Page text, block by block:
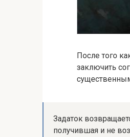
После того
заключить
Задаток
получившая и не